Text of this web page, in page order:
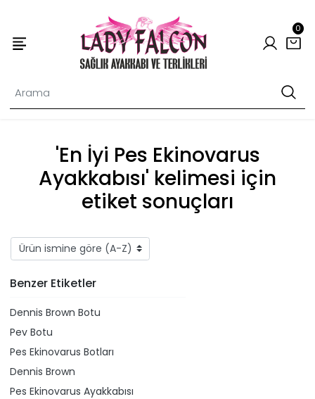
0
'En İyi Pes Ekinovarus
Ayakkabısı' kelimesi için
etiket sonuçları
Benzer Etiketler
Dennis Brown Botu
Pev Botu
Pes Ekinovarus Botları
Dennis Brown
Pes Ekinovarus Ayakkabısı